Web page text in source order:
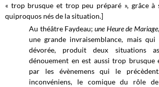
« trop brusque et trop peu préparé », grâce à
quiproquos nés de la situation.]
Au théâtre Faydeau;une Heure de Mariage
une grande invraisemblance, mais
dévorée, produit deux situations
dénouement en est aussi trop
par les évènemens qui le
inconvéniens, le comique du rôle